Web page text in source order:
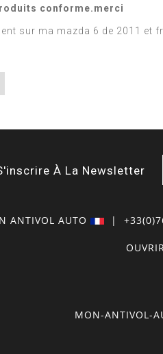
conforme.merci
sur ma mazda 6 de 2011 et
À La Newsletter
ANTIVOL AUTO |
MON-ANTIVOL-